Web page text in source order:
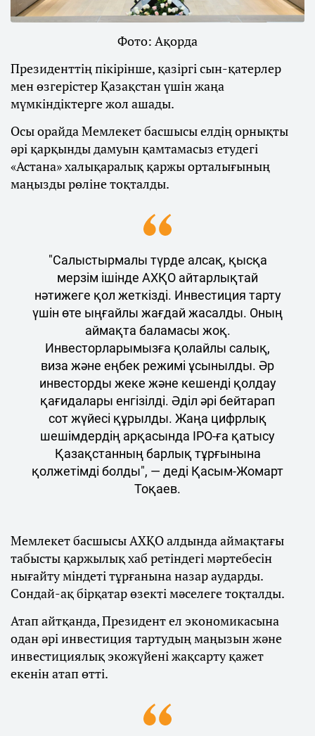
Фото: Ақорда
Президенттің пікірінше, қазіргі сын-қатерлер
мен өзгерістер Қазақстан үшін жаңа
мүмкіндіктерге жол ашады.
Осы орайда Мемлекет басшысы елдің орнықты
әрі қарқынды дамуын қамтамасыз етудегі
«Астана» халықаралық қаржы орталығының
маңызды рөліне тоқталды.
"Салыстырмалы түрде алсақ, қысқа
мерзім ішінде АХҚО айтарлықтай
нәтижеге қол жеткізді. Инвестиция тарту
үшін өте ыңғайлы жағдай жасалды. Оның
аймақта баламасы жоқ.
Инвесторларымызға қолайлы салық,
виза және еңбек режимі ұсынылды. Әр
инвесторды жеке және кешенді қолдау
қағидалары енгізілді. Әділ әрі бейтарап
сот жүйесі құрылды. Жаңа цифрлық
шешімдердің арқасында IPO-ға қатысу
Қазақстанның барлық тұрғынына
қолжетімді болды", — деді Қасым-Жомарт
Тоқаев.
Мемлекет басшысы АХҚО алдында аймақтағы
табысты қаржылық хаб ретіндегі мәртебесін
нығайту міндеті тұрғанына назар аударды.
Сондай-ақ бірқатар өзекті мәселеге тоқталды.
Атап айтқанда, Президент ел экономикасына
одан әрі инвестиция тартудың маңызын және
инвестициялық экожүйені жақсарту қажет
екенін атап өтті.